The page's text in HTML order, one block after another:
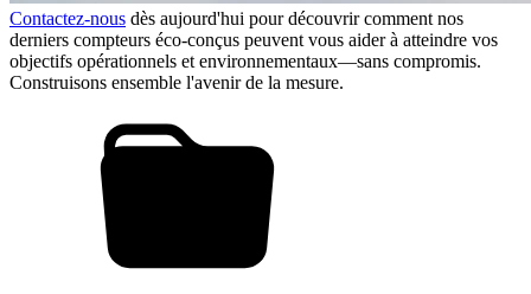
Contactez-nous dès aujourd'hui pour découvrir comment nos
derniers compteurs éco-conçus peuvent vous aider à atteindre vos
objectifs opérationnels et environnementaux—sans compromis.
Construisons ensemble l'avenir de la mesure.